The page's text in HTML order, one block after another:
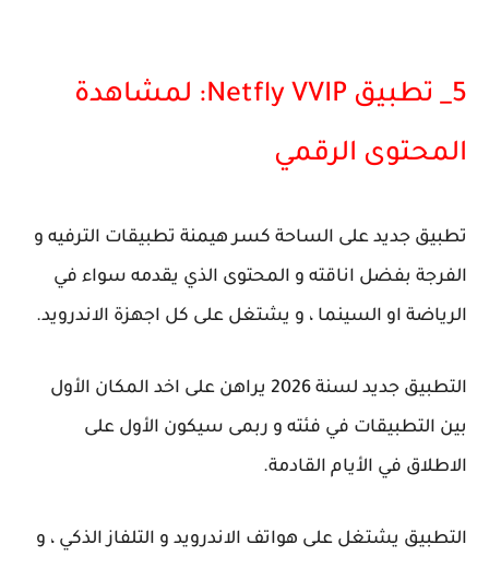
5_ تطبيق Netfly VVIP: لمشاهدة
المحتوى الرقمي
تطبيق جديد على الساحة كسر هيمنة تطبيقات الترفيه و
الفرجة بفضل اناقته و المحتوى الذي يقدمه سواء في
الرياضة او السينما ، و يشتغل على كل اجهزة الاندرويد.
التطبيق جديد لسنة 2026 يراهن على اخد المكان الأول
بين التطبيقات في فئته و ربمى سيكون الأول على
الاطلاق في الأيام القادمة.
التطبيق يشتغل على هواتف الاندرويد و التلفاز الذكي ، و